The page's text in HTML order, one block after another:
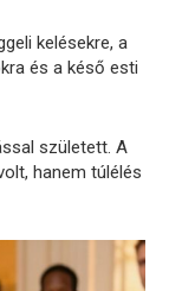
kelésekre, a
és a késő esti
született. A
hanem túlélés